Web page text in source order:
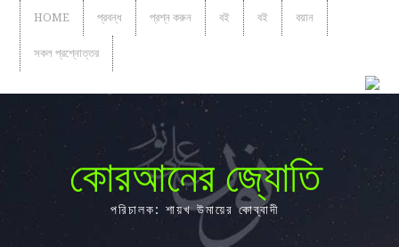
HOME প্রবন্ধ প্রশ্ন করুন বই বই বয়ান
সকল প্রশ্নোত্তর
কোরআনের জ্যোতি
পরিচালক: শায়খ উমায়ের কোব্বাদী